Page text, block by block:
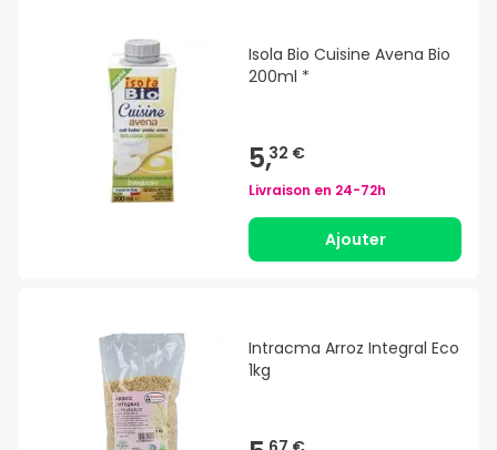
Isola Bio Cuisine Avena Bio
200ml *
5,32 €
Livraison en 24-72h
Ajouter
Intracma Arroz Integral Eco
1kg